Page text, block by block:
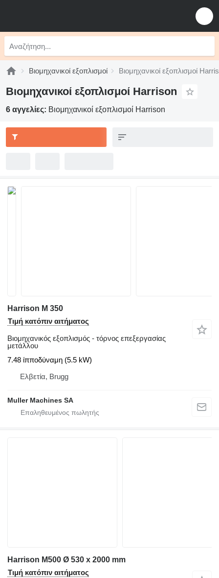
Βιομηχανικοί εξοπλισμοί Βιομηχανικοί εξοπλισμοί
Βιομηχανικοί εξοπλισμοί Harrison
6 αγγελίες: Βιομηχανικοί εξοπλισμοί Harrison
Harrison M 350
Τιμή κατόπιν αιτήματος
Βιομηχανικός εξοπλισμός - τόρνος επεξεργασίας
μετάλλου
7.48 ίπποδύναμη (5.5 kW)
Ελβετία, Brugg
Muller Machines SA
Harrison M500 Ø 530 x 2000 mm
Τιμή κατόπιν αιτήματος